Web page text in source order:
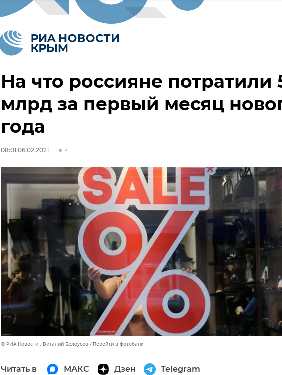
На что россияне потратили
млрд за первый месяц
года
08:01 06.02.2021
© РИА Новости . Виталий Белоусов Перейти в фотобанк
Читать в МАКС Дзен Telegram